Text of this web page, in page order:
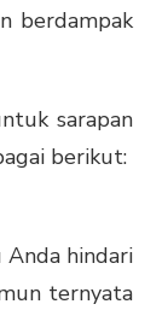
berdampak
sarapan
berikut:
hindari
ternyata